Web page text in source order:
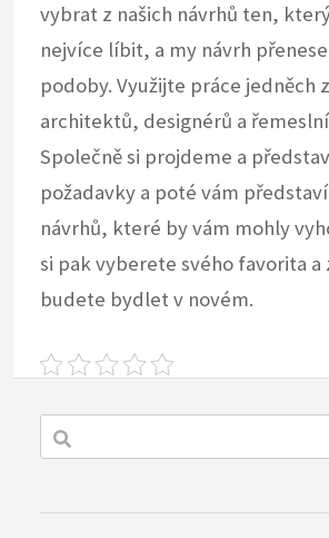
vybrat z našich návrhů ten,
nejvíce líbit, a my návrh
podoby. Využijte práce jedněch
architektů, designérů a
Společně si projdeme a
požadavky a poté vám
návrhů, které by vám mohly
si pak vyberete svého favorita a
budete bydlet v novém.